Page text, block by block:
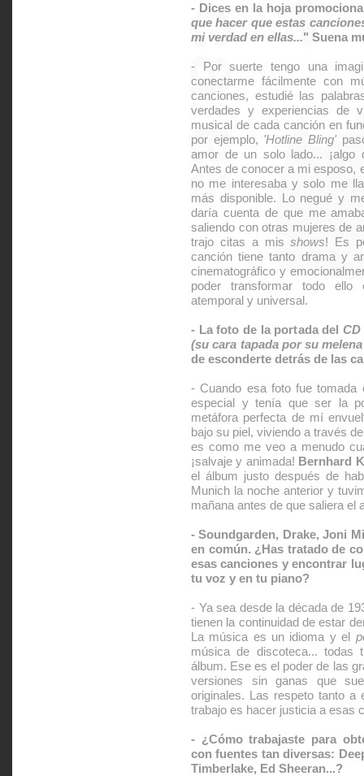
- Dices en la hoja
que hacer que estas
mi verdad en ellas..." Suena
- Por suerte tengo una
conectarme fácilmente con
canciones, estudié las
verdades y experiencias de
musical de cada canción en
por ejemplo, 'Hotline Bling'
amor de un solo lado... ¡algo
Antes de conocer a mi esposo,
no me interesaba y solo me
más disponible. Lo negué y
daría cuenta de que me
saliendo con otras mujeres de
trajo citas a misshows! Es
canción tiene tanto drama y
cinematográfico y
poder transformar todo
atemporal y universal.
- La foto de la portada del CD
(su cara tapada por su
de esconderte detrás de las
- Cuando esa foto fue tomada
especial y tenía que ser la
metáfora perfecta de mí
bajo su piel, viviendo a través
es como me veo a menudo
¡salvaje y animada! Bernhard
el álbum justo después de
Munich la noche anterior y
mañana antes de que saliera el
- Soundgarden, Drake, Joni
en común. ¿Has tratado de
esas canciones y encontrar
tu voz y en tu piano?
- Ya sea desde la década de
tienen la continuidad de estar
La música es un idioma y el
música de discoteca... todas
álbum. Ese es el poder de las
versiones sin ganas que
originales. Las respeto tanto
trabajo es hacer justicia a esas
- ¿Cómo trabajaste para
con fuentes tan diversas:
Timberlake, Ed Sheeran...?